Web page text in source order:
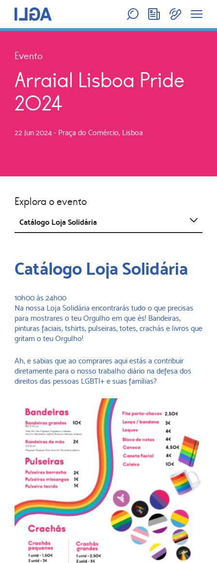
Evento
Arraial Lisboa Pride
2024
22 Jun 2024 - Praça do Comércio, Lisboa
Explora o evento
Catálogo Loja Solidária Abrir
Catálogo Loja Solidária
10h00 às 24h00
Na nossa Loja Solidária encontrarás tudo o que precisas
para mostrares o teu Orgulho em que és! Bandeiras,
pinturas faciais, tshirts, pulseiras, totes, crachás e livros que
gritam o teu Orgulho!
Ah, e sabias que ao comprares aqui estás a contribuir
diretamente para o nosso trabalho diário na defesa dos
direitos das pessoas LGBTI+ e suas famílias?